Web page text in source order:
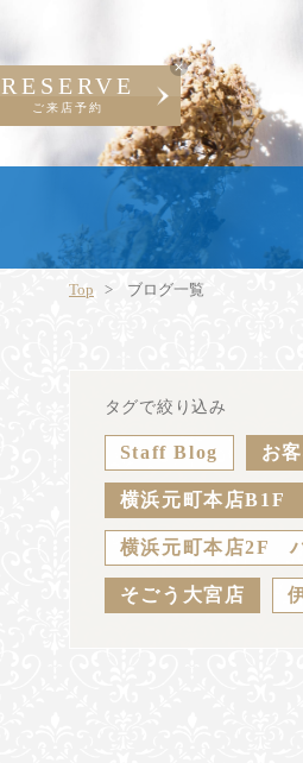
RESERVE
ご来店予約
Top ブログ一覧
タグで絞り込み
Staff Blog お
横浜元町本店B1F
横浜元町本店2F
そごう大宮店